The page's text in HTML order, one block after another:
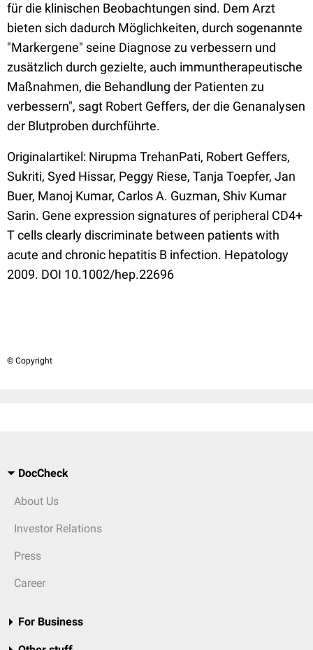
für die klinischen Beobachtungen sind. Dem Arzt
bieten sich dadurch Möglichkeiten, durch sogenannte
"Markergene" seine Diagnose zu verbessern und
zusätzlich durch gezielte, auch immuntherapeutische
Maßnahmen, die Behandlung der Patienten zu
verbessern", sagt Robert Geffers, der die Genanalysen
der Blutproben durchführte.
Originalartikel: Nirupma TrehanPati, Robert Geffers,
Sukriti, Syed Hissar, Peggy Riese, Tanja Toepfer, Jan
Buer, Manoj Kumar, Carlos A. Guzman, Shiv Kumar
Sarin. Gene expression signatures of peripheral CD4+
T cells clearly discriminate between patients with
acute and chronic hepatitis B infection. Hepatology
2009. DOI 10.1002/hep.22696
© Copyright
DocCheck
About Us
Investor Relations
Press
Career
For Business